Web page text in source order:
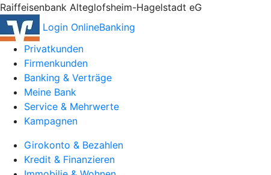
Raiffeisenbank Alteglofsheim-Hagelstadt eG
Login OnlineBanking
Privatkunden
Firmenkunden
Banking & Verträge
Meine Bank
Service & Mehrwerte
Kampagnen
Girokonto & Bezahlen
Kredit & Finanzieren